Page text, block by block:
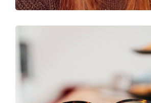
Code: